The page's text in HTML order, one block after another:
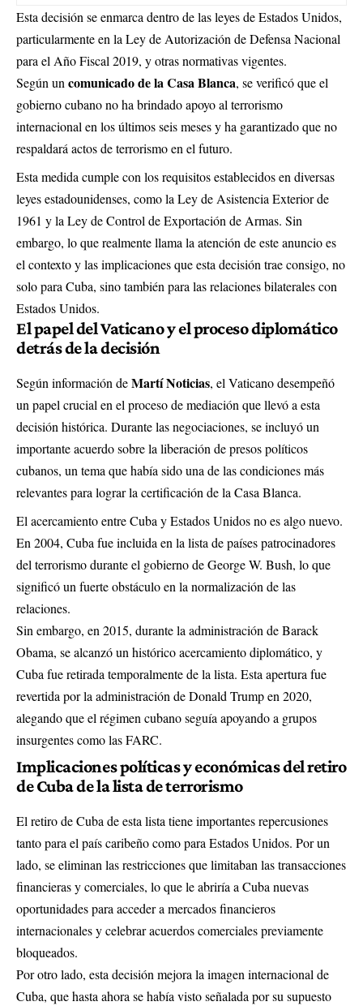
Esta decisión se enmarca dentro de las leyes de Estados Unidos,
particularmente en la Ley de Autorización de Defensa Nacional
para el Año Fiscal 2019, y otras normativas vigentes.
Según un comunicado de la Casa Blanca, se verificó que el
gobierno cubano no ha brindado apoyo al terrorismo
internacional en los últimos seis meses y ha garantizado que no
respaldará actos de terrorismo en el futuro.
Esta medida cumple con los requisitos establecidos en diversas
leyes estadounidenses, como la Ley de Asistencia Exterior de
1961 y la Ley de Control de Exportación de Armas. Sin
embargo, lo que realmente llama la atención de este anuncio es
el contexto y las implicaciones que esta decisión trae consigo, no
solo para Cuba, sino también para las relaciones bilaterales con
Estados Unidos.
El papel del Vaticano y el proceso diplomático
detrás de la decisión
Según información deMartí Noticias, el Vaticano desempeñó
un papel crucial en el proceso de mediación que llevó a esta
decisión histórica. Durante las negociaciones, se incluyó un
importante acuerdo sobre la liberación de presos políticos
cubanos, un tema que había sido una de las condiciones más
relevantes para lograr la certificación de la Casa Blanca.
El acercamiento entre Cuba y Estados Unidos no es algo nuevo.
En 2004, Cuba fue incluida en la lista de países patrocinadores
del terrorismo durante el gobierno de George W. Bush, lo que
significó un fuerte obstáculo en la normalización de las
relaciones.
Sin embargo, en 2015, durante la administración de Barack
Obama, se alcanzó un histórico acercamiento diplomático, y
Cuba fue retirada temporalmente de la lista. Esta apertura fue
revertida por la administración de Donald Trump en 2020,
alegando que el régimen cubano seguía apoyando a grupos
insurgentes como las FARC.
Implicaciones políticas y económicas del retiro
de Cuba de la lista de terrorismo
El retiro de Cuba de esta lista tiene importantes repercusiones
tanto para el país caribeño como para Estados Unidos. Por un
lado, se eliminan las restricciones que limitaban las transacciones
financieras y comerciales, lo que le abriría a Cuba nuevas
oportunidades para acceder a mercados financieros
internacionales y celebrar acuerdos comerciales previamente
bloqueados.
Por otro lado, esta decisión mejora la imagen internacional de
Cuba, que hasta ahora se había visto señalada por su supuesto